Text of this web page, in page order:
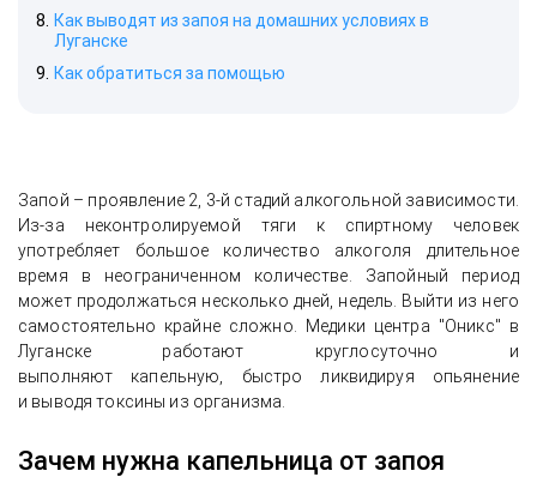
Как выводят из запоя на домашних условиях в
Луганске
Как обратиться за помощью
Запой – проявление 2, 3-й стадий алкогольной зависимости.
Из-за неконтролируемой тяги к спиртному человек
употребляет большое количество алкоголя длительное
время в неограниченном количестве. Запойный период
может продолжаться несколько дней, недель. Выйти из него
самостоятельно крайне сложно. Медики центра "Оникс" в
Луганске работают круглосуточно и
выполняют капельную, быстро ликвидируя опьянение
и выводя токсины из организма.
Зачем нужна капельница от запоя